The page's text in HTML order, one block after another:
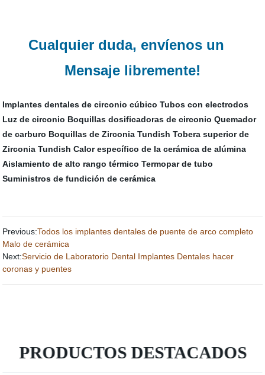
Cualquier duda, envíenos un
Mensaje libremente!
Implantes dentales de circonio cúbico Tubos con electrodos
Luz de circonio Boquillas dosificadoras de circonio Quemador
de carburo Boquillas de Zirconia Tundish Tobera superior de
Zirconia Tundish Calor específico de la cerámica de alúmina
Aislamiento de alto rango térmico Termopar de tubo
Suministros de fundición de cerámica
Previous:Todos los implantes dentales de puente de arco completo
Malo de cerámica
Next:Servicio de Laboratorio Dental Implantes Dentales hacer
coronas y puentes
PRODUCTOS DESTACADOS